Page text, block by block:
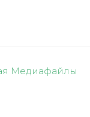
Медиафайлы